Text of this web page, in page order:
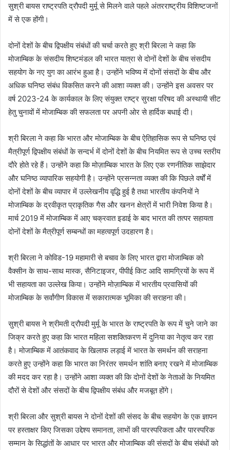
सुश्री बायस राष्ट्रपति द्रौपदी मुर्मू से मिलने वाले पहले अंतरराष्ट्रीय विशिष्टजनों
में से एक होंगी।
दोनों देशों के बीच द्विपक्षीय संबंधों की चर्चा करते हुए श्री बिरला ने कहा कि
मोजाम्बिक के संसदीय शिष्टमंडल की भारत यात्रा से दोनों देशों के बीच संसदीय
सहयोग के नए युग का आरंभ हुआ है। उन्होंने भविष्य में दोनों संसदों के बीच और
अधिक घनिष्ठ संबंध विकसित करने की आशा व्यक्त की। उन्होंने इस अवसर पर
वर्ष 2023-24 के कार्यकाल के लिए संयुक्त राष्ट्र सुरक्षा परिषद की अस्थायी सीट
हेतु चुनावों में मोजाम्बिक की सफलता पर अपनी ओर से हार्दिक बधाई दी।
श्री बिरला ने कहा कि भारत और मोजाम्बिक के बीच ऐतिहासिक रूप से घनिष्ठ एवं
मैत्रीपूर्ण द्विपक्षीय संबंधों के सन्दर्भ में दोनों देशों के बीच नियमित रूप से उच्च स्तरीय
दौरे होते रहे हैं। उन्होंने कहा कि मोज़ाम्बिक भारत के लिए एक रणनीतिक साझेदार
और घनिष्ठ व्यापारिक सहयोगी है। उन्होंने प्रसन्नता व्यक्त की कि पिछले वर्षों में
दोनों देशों के बीच व्यापार में उल्लेखनीय वृद्धि हुई है तथा भारतीय कंपनियों ने
मोजाम्बिक के द्रवीकृत प्राकृतिक गैस और खनन क्षेत्रों में भारी निवेश किया है।
मार्च 2019 में मोजाम्बिक में आए चक्रवात इडाई के बाद भारत की तत्पर सहायता
दोनों देशों के मैत्रीपूर्ण सम्बन्धों का महत्वपूर्ण उदहारण है।
श्री बिरला ने कोविड-19 महामारी से बचाव के लिए भारत द्वारा मोजाम्बिक को
वैक्सीन के साथ-साथ मास्क, सैनिटाइजर, पीपीई किट आदि सामग्रियों के रूप में
भी सहायता का उल्लेख किया। उन्होंने मोज़ाम्बिक में भारतीय प्रवासियों की
मोजाम्बिक के सर्वांगीण विकास में सकारात्मक भूमिका की सराहना की।
सुश्री बायस ने श्रीमती द्रौपदी मुर्मू के भारत के राष्ट्रपति के रूप में चुने जाने का
जिक्र करते हुए कहा कि भारत महिला सशक्तिकरण में दुनिया का नेतृत्व कर रहा
है। मोजाम्बिक में आतंकवाद के खिलाफ लड़ाई में भारत के समर्थन की सराहना
करते हुए उन्होंने कहा कि भारत का निरंतर समर्थन शांति बनाए रखने में मोजाम्बिक
की मदद कर रहा है। उन्होंने आशा व्यक्त की कि दोनों देशों के नेताओं के नियमित
दौरों से देशों और संसदों के बीच द्विपक्षीय संबंध और मजबूत होंगे।
श्री बिरला और सुश्री बायस ने दोनों देशों की संसद के बीच सहयोग के एक ज्ञापन
पर हस्ताक्षर किए जिसका उद्देश्य समानता, लाभों की पारस्परिकता और पारस्परिक
सम्मान के सिद्धांतों के आधार पर भारत और मोजाम्बिक की संसदों के बीच संबंधों को